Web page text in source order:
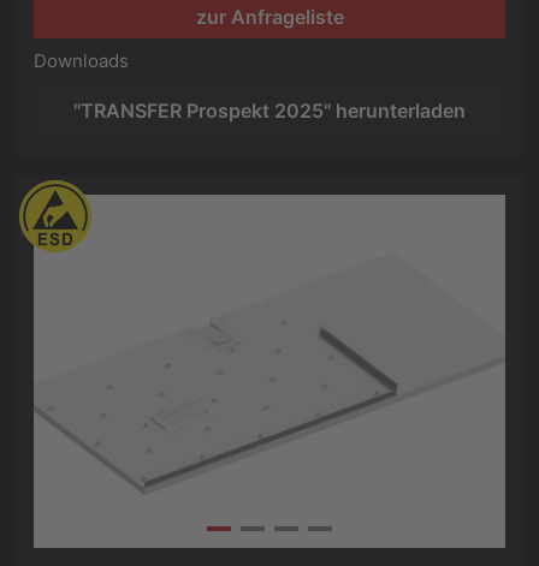
zur Anfrageliste
Downloads
"TRANSFER Prospekt 2025" herunterladen